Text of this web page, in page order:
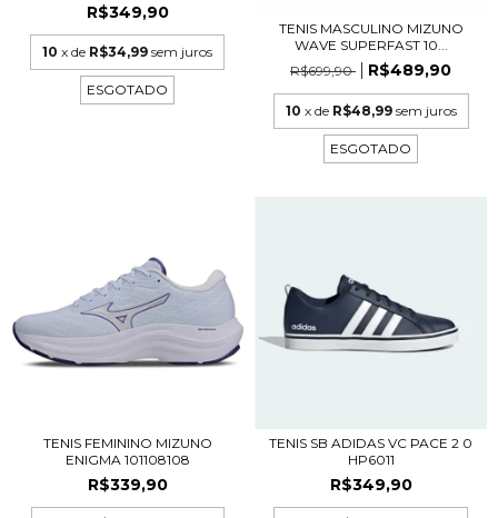
R$349,90
10 x de R$34,99 sem juros
ESGOTADO
TENIS MASCULINO MIZUNO
WAVE SUPERFAST 10...
R$699,90
R$489,90
10 x de R$48,99 sem juros
ESGOTADO
TENIS FEMININO MIZUNO
ENIGMA 101108108
R$339,90
TENIS SB ADIDAS VC PACE 2 0
HP6011
R$349,90